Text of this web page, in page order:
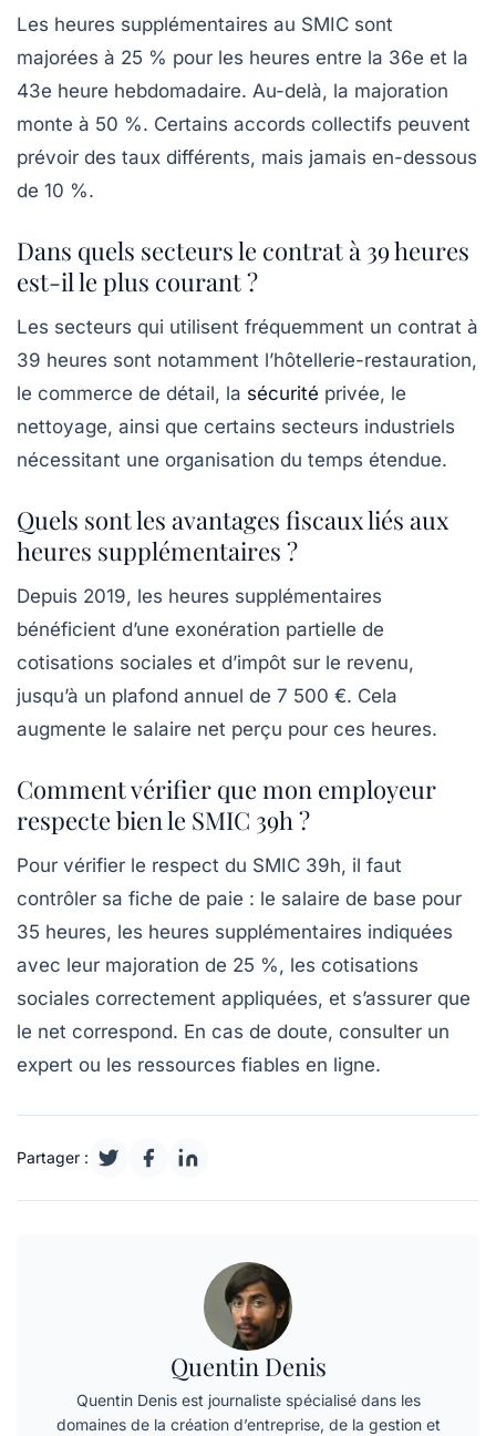
Les heures supplémentaires au SMIC sont
majorées à 25 % pour les heures entre la 36e et la
43e heure hebdomadaire. Au-delà, la majoration
monte à 50 %. Certains accords collectifs peuvent
prévoir des taux différents, mais jamais en-dessous
de 10 %.
Dans quels secteurs le contrat à 39 heures
est-il le plus courant ?
Les secteurs qui utilisent fréquemment un contrat à
39 heures sont notamment l’hôtellerie-restauration,
le commerce de détail, la sécurité privée, le
nettoyage, ainsi que certains secteurs industriels
nécessitant une organisation du temps étendue.
Quels sont les avantages fiscaux liés aux
heures supplémentaires ?
Depuis 2019, les heures supplémentaires
bénéficient d’une exonération partielle de
cotisations sociales et d’impôt sur le revenu,
jusqu’à un plafond annuel de 7 500 €. Cela
augmente le salaire net perçu pour ces heures.
Comment vérifier que mon employeur
respecte bien le SMIC 39h ?
Pour vérifier le respect du SMIC 39h, il faut
contrôler sa fiche de paie : le salaire de base pour
35 heures, les heures supplémentaires indiquées
avec leur majoration de 25 %, les cotisations
sociales correctement appliquées, et s’assurer que
le net correspond. En cas de doute, consulter un
expert ou les ressources fiables en ligne.
Partager :
Quentin Denis
Quentin Denis est journaliste spécialisé dans les
domaines de la création d’entreprise, de la gestion et